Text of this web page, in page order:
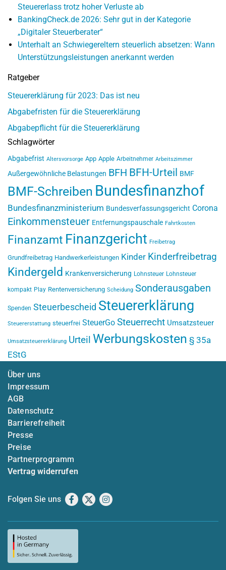
Steuererlass trotz hoher Verluste ab
BankingCheck.de 2026: Sehr gut in der Kategorie
„Digitaler Steuerberater“
Unterhalt an Schwiegereltern steuerlich absetzen: Wann
Unterstützungsleistungen anerkannt werden
Ratgeber
Steuererklärung für 2023: Das ist neu
Abgabefristen für die Steuererklärung
Abgabepflicht für die Steuererklärung
Schlagwörter
Abgabefrist Altersvorsorge App Apple Arbeitnehmer Arbeitszimmer
Außergewöhnliche Belastungen BFH BFH-Urteil BMF
BMF-Schreiben Bundesfinanzhof
Bundesfinanzministerium Bundesverfassungsgericht Corona
Einkommensteuer Entfernungspauschale Fahrtkosten
Finanzamt Finanzgericht Freibetrag
Grundfreibetrag Handwerkerleistungen Kinder Kinderfreibetrag
Kindergeld Krankenversicherung Lohnsteuer Lohnsteuer
kompakt Play Rentenversicherung Scheidung Sonderausgaben
Spenden Steuerbescheid Steuererklärung
Steuererstattung steuerfrei SteuerGo Steuerrecht Umsatzsteuer
Umsatzsteuererklärung Urteil Werbungskosten § 35a
EStG
Über uns
Impressum
AGB
Datenschutz
Barrierefreiheit
Presse
Preise
Partnerprogramm
Vertrag widerrufen
Folgen Sie uns Facebook
X Instagram